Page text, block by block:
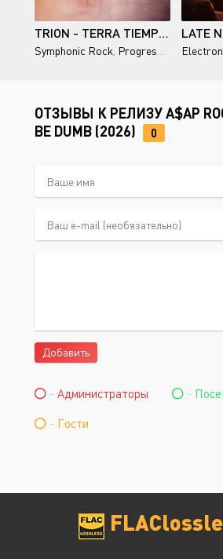
TRION - TERRA TIEMPO - 2026
Symphonic Rock Progressive Rock
ОТЗЫВЫ К РЕЛИЗУ A$AP
BE DUMB (2026)
0
Добавить
- Администраторы -
- Гости